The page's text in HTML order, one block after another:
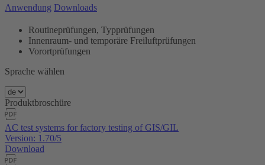
Anwendung Downloads
Routineprüfungen, Typprüfungen
Innenraum- und temporäre Freiluftprüfungen
Vorortprüfungen
Sprache wählen
Produktbroschüre
AC test systems for factory testing of GIS/GIL
Version: 1.70/5
Download